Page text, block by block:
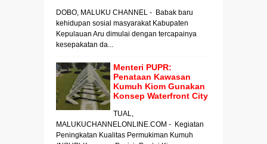
DOBO, MALUKU CHANNEL - Babak baru
kehidupan sosial masyarakat Kabupaten
Kepulauan Aru dimulai dengan tercapainya
kesepakatan da...
Menteri PUPR:
Penataan Kawasan
Kumuh Kiom Gunakan
Konsep Waterfront City
TUAL,
MALUKUCHANNELONLINE.COM - Kegiatan
Peningkatan Kualitas Permukiman Kumuh